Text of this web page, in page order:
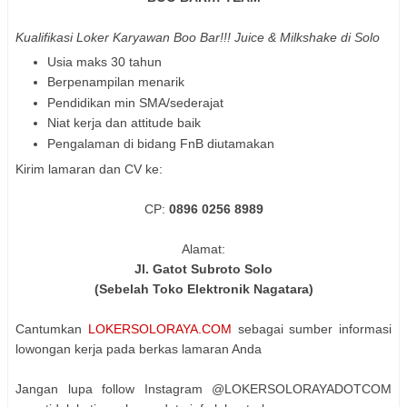
Kualifikasi Loker Karyawan Boo Bar!!! Juice & Milkshake di Solo
Usia maks 30 tahun
Berpenampilan menarik
Pendidikan min SMA/sederajat
Niat kerja dan attitude baik
Pengalaman di bidang FnB diutamakan
Kirim lamaran dan CV ke:
CP: 0896 0256 8989
Alamat:
Jl. Gatot Subroto Solo
(Sebelah Toko Elektronik Nagatara)
Cantumkan LOKERSOLORAYA.COM sebagai sumber informasi
lowongan kerja pada berkas lamaran Anda
Jangan lupa follow Instagram @LOKERSOLORAYADOTCOM